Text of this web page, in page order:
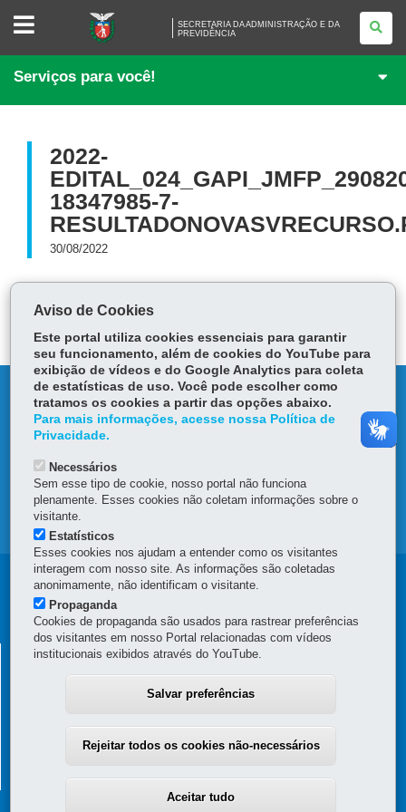
SECRETARIA
ADMINISTRAÇÃO
E
DA
PREVIDÊNCIA
SECRETARIA DA ADMINISTRAÇÃO E DA
PREVIDÊNCIA
Serviços para você!
2022-
18347985-7-
30/08/2022
ResultadoNovasVRecurso.pdf
MAPA DO SITE
DENUNCIE CORRUPÇÃO
OUVIDORIA
Navegação
Principal
SEAP
SECRETARIA DE ESTADO DA ADMINISTRAÇÃO E DA
PREVIDÊNCIA
Palácio das Araucárias
(41) 3313-6000 / 6264 - Horário de atendimento: 8h30 a 12h e 13h30 a
Aviso de Cookies
Este portal utiliza cookies essenciais para garantir
seu funcionamento, além de cookies do YouTube para
exibição de vídeos e do Google Analytics para coleta
de estatísticas de uso. Você pode escolher como
tratamos os cookies a partir das opções abaixo.
Para mais informações, acesse nossa Política de
Privacidade.
Necessários
Sem esse tipo de cookie, nosso portal não funciona
plenamente. Esses cookies não coletam informações sobre o
visitante.
Estatísticos
Esses cookies nos ajudam a entender como os visitantes
interagem com nosso site. As informações são coletadas
anonimamente, não identificam o visitante.
Propaganda
Cookies de propaganda são usados para rastrear preferências
dos visitantes em nosso Portal relacionadas com vídeos
institucionais exibidos através do YouTube.
Salvar preferências
Rejeitar todos os cookies não-necessários
Aceitar tudo